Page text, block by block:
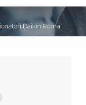
Daikin Roma